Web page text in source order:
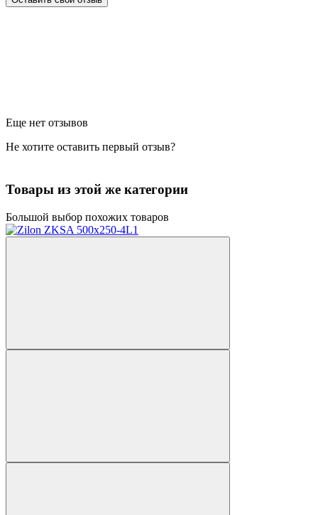
Еще нет отзывов
Не хотите оставить первый отзыв?
Товары из этой же категории
Большой выбор похожих товаров